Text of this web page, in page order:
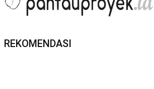
REKOMENDASI